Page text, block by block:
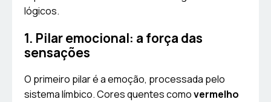
lógicos.
1. Pilar emocional: a força das
sensações
O primeiro pilar é a emoção, processada pelo
sistema límbico. Cores quentes comovermelho